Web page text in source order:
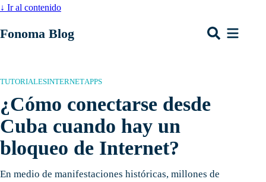
↓ Ir al contenido
Fonoma Blog
TUTORIALESINTERNETAPPS
¿Cómo conectarse desde
Cuba cuando hay un
bloqueo de Internet?
En medio de manifestaciones históricas, millones de